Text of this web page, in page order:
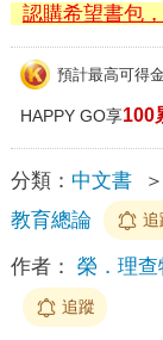
認購希望書包
預計最高可得
HAPPY GO享100
分類： 中文書 ＞
教育總論
追
作者： 榮．理查
追蹤